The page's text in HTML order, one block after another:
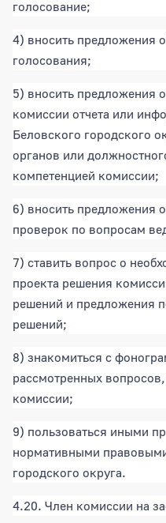
голосование;
4) вносить предложения
голосования;
5) вносить предложения
комиссии отчета или
Беловского городского
органов или
компетенцией комиссии;
6) вносить предложения
проверок по вопросам
7) ставить вопрос о
проекта решения
решений и предложения
решений;
8) знакомиться с
рассмотренных
комиссии;
9) пользоваться иными
нормативными
городского округа.
4.20. Член комиссии на